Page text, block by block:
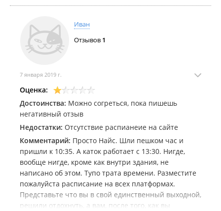
Иван
Отзывов 1
7 января 2019 г.
Оценка:
Достоинства: Можно согреться, пока пишешь
негативный отзыв
Недостатки: Отсутствие распианеие на сайте
Комментарий: Просто Найс. Шли пешком час и
пришли к 10:35. А каток работает с 13:30. Нигде,
вообще нигде, кроме как внутри здания, не
написано об этом. Тупо трата времени. Разместите
пожалуйста расписание на всех платформах.
Представьте что вы в свой единственный выходной,
решили отдохнуть, а вам, после того, как вы